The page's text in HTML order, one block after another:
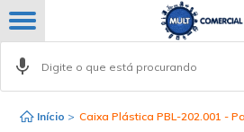
Início > Caixa Plástica PBL-202.001 -